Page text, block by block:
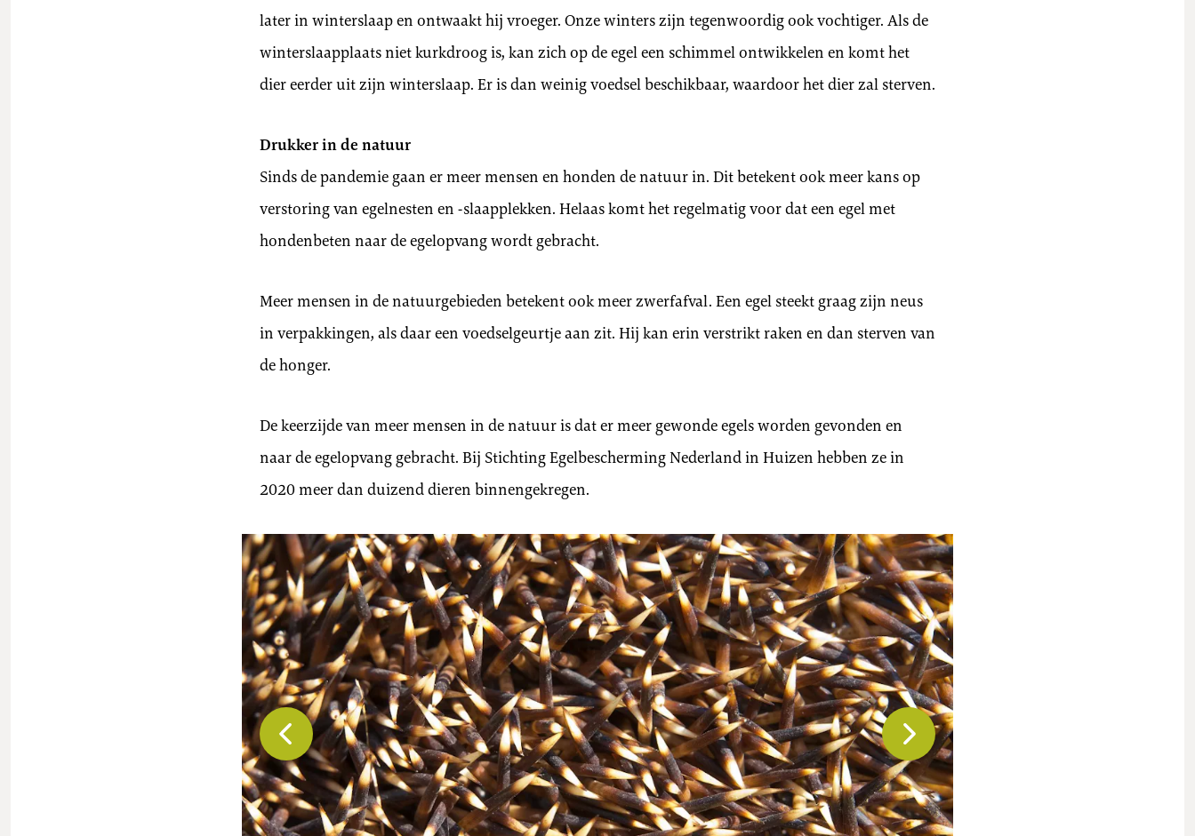
later in winterslaap en ontwaakt hij vroeger. Onze winters zijn tegenwoordig ook vochtiger. Als de
winterslaapplaats niet kurkdroog is, kan zich op de egel een schimmel ontwikkelen en komt het
dier eerder uit zijn winterslaap. Er is dan weinig voedsel beschikbaar, waardoor het dier zal sterven.
Drukker in de natuur
Sinds de pandemie gaan er meer mensen en honden de natuur in. Dit betekent ook meer kans op
verstoring van egelnesten en -slaapplekken. Helaas komt het regelmatig voor dat een egel met
hondenbeten naar de egelopvang wordt gebracht.
Meer mensen in de natuurgebieden betekent ook meer zwerfafval. Een egel steekt graag zijn neus
in verpakkingen, als daar een voedselgeurtje aan zit. Hij kan erin verstrikt raken en dan sterven van
de honger.
De keerzijde van meer mensen in de natuur is dat er meer gewonde egels worden gevonden en
naar de egelopvang gebracht. Bij Stichting Egelbescherming Nederland in Huizen hebben ze in
2020 meer dan duizend dieren binnengekregen.
Vorige
slide
Volgende
slide